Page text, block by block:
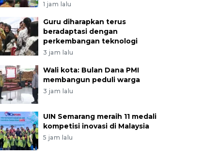
1 jam lalu
Guru diharapkan terus
beradaptasi dengan
perkembangan teknologi
3 jam lalu
Wali kota: Bulan Dana PMI
membangun peduli warga
3 jam lalu
UIN Semarang meraih 11 medali
kompetisi inovasi di Malaysia
5 jam lalu